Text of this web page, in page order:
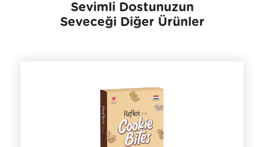
Sevimli Dostunuzun
Seveceği Diğer Ürünler